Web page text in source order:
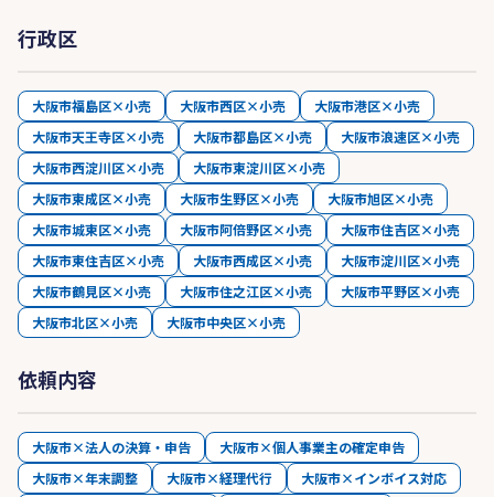
行政区
大阪市福島区×小売 大阪市西区×小売
大阪市港区×小売
大阪市天王寺区×小売
大阪市都島区×小売
大阪市浪速区×小売
大阪市西淀川区×小売
大阪市東淀川区×小売
大阪市東成区×小売
大阪市生野区×小売
大阪市旭区×小売
大阪市城東区×小売
大阪市阿倍野区×小売
大阪市住吉区×小売
大阪市東住吉区×小売
大阪市西成区×小売
大阪市淀川区×小売
大阪市鶴見区×小売
大阪市住之江区×小売
大阪市平野区×小売
大阪市北区×小売
大阪市中央区×小売
依頼内容
大阪市×法人の決算・申告
大阪市×個人事業主の確定申告
大阪市×年末調整
大阪市×経理代行
大阪市×インボイス対応